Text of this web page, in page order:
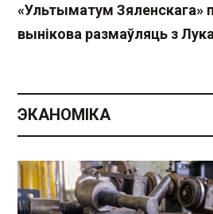
«Ультыматум Зяленскага»
вынікова размаўляць з
ЭКАНОМІКА